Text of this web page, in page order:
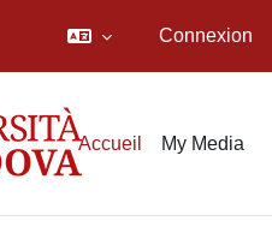
Connexion
Accueil My Media